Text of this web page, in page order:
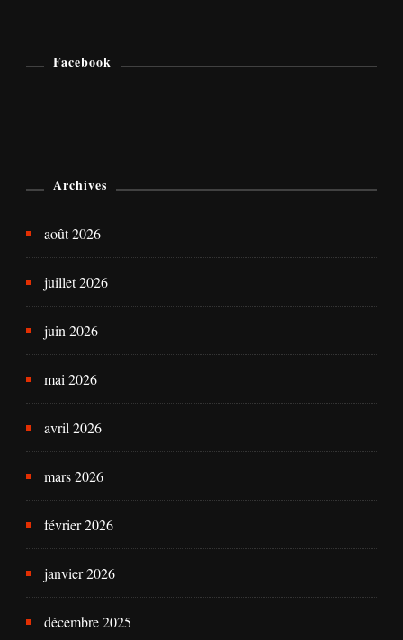
Facebook
Archives
août 2026
juillet 2026
juin 2026
mai 2026
avril 2026
mars 2026
février 2026
janvier 2026
décembre 2025